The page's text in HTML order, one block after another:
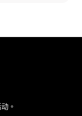
。